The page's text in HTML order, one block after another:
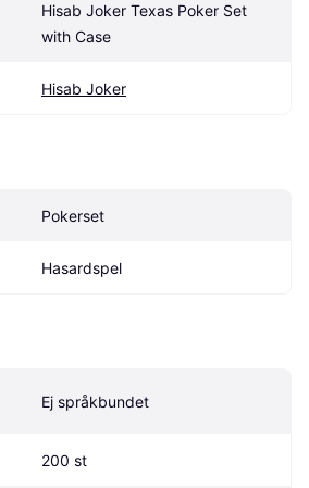
Hisab Joker Texas Poker Set
with Case
Hisab Joker
Pokerset
Hasardspel
Ej språkbundet
200 st